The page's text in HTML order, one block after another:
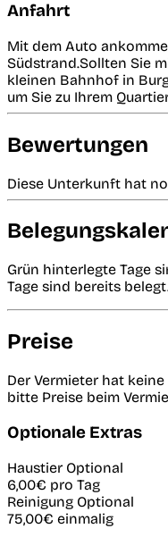
Anfahrt
Mit dem Auto
Südstrand.Sollten Sie
kleinen Bahnhof in
um Sie zu Ihrem
Bewertungen
Diese Unterkunft hat
Grün hinterlegte Tage
Tage sind bereits
Preise
Der Vermieter hat
bitte Preise beim
Optionale Extras
Haustier Optional
6,00€ pro Tag
Reinigung Optional
75,00€ einmalig